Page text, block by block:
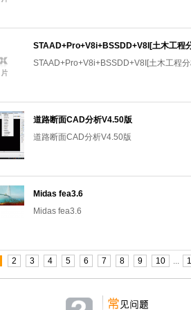
STAAD+Pro+V8i+BSSDD+V8I[土木工程
STAAD+Pro+V8i+BSSDD+V8I[土木工程
道路断面CAD分析V4.50版
道路断面CAD分析V4.50版
Midas fea3.6
Midas fea3.6
2 3 4 5 6 7 8 9 10 ...